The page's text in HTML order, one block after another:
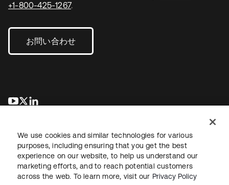
+1-800-425-1267.
お問い合わせ
新しいタブで開く
新しいタブで開く
法務プライバシーポリシーサイト利用規約セキュリティ
We use cookies and similar technologies for various
purposes, including ensuring that you get the best
experience on our website, to help us understand our
marketing efforts, and to reach potential customers
across the web. To learn more, visit our Privacy Policy